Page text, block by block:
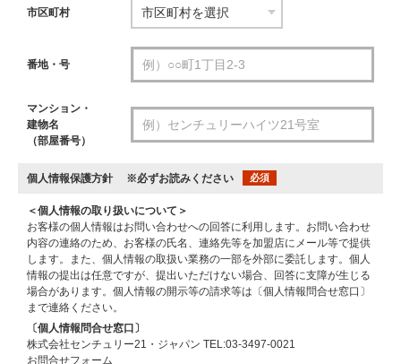
市区町村
番地・号
マンション・
建物名
（部屋番号）
個人情報保護方針 ※必ずお読みください 必須
＜個人情報の取り扱いについて＞
お客様の個人情報はお問い合わせへの回答に利用します。お問い合わせ
内容の連絡のため、お客様の氏名、連絡先等を加盟店にメール等で提供
します。また、個人情報の取扱い業務の一部を外部に委託します。個人
情報の提出は任意ですが、提出いただけない場合、回答に支障が生じる
場合があります。個人情報の開示等の請求等は〔個人情報問合せ窓口〕
まで連絡ください。
〔個人情報問合せ窓口〕
株式会社センチュリー21・ジャパン TEL:03-3497-0021
お問合せフォーム